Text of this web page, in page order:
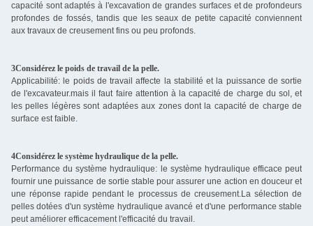
capacité sont adaptés à l'excavation de grandes surfaces et de profondeurs
profondes de fossés, tandis que les seaux de petite capacité conviennent
aux travaux de creusement fins ou peu profonds.
3Considérez le poids de travail de la pelle.
Applicabilité: le poids de travail affecte la stabilité et la puissance de sortie
de l'excavateur.mais il faut faire attention à la capacité de charge du sol, et
les pelles légères sont adaptées aux zones dont la capacité de charge de
surface est faible.
4Considérez le système hydraulique de la pelle.
Performance du système hydraulique: le système hydraulique efficace peut
fournir une puissance de sortie stable pour assurer une action en douceur et
une réponse rapide pendant le processus de creusement.La sélection de
pelles dotées d'un système hydraulique avancé et d'une performance stable
peut améliorer efficacement l'efficacité du travail.